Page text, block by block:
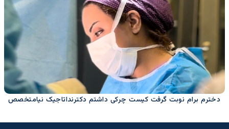
دخترم برام نوبت گرفت کیست چرکی داشتم دکترنداتاجیک نیامتخصص